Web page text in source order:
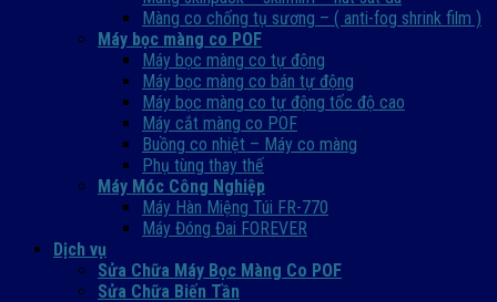
Màng co chống tụ sương – ( anti-fog shrink film )
Máy bọc màng co POF
Máy bọc màng co tự động
Máy bọc màng co bán tự động
Máy bọc màng co tự động tốc độ cao
Máy cắt màng co POF
Buồng co nhiệt – Máy co màng
Phụ tùng thay thế
Máy Móc Công Nghiệp
Máy Hàn Miệng Túi FR-770
Máy Đóng Đai FOREVER
Dịch vụ
Sửa Chữa Máy Bọc Màng Co POF
Sửa Chữa Biến Tần